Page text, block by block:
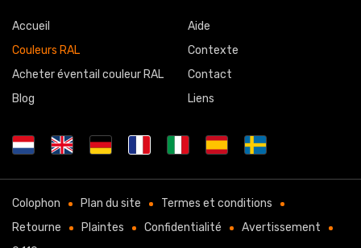
Accueil
Couleurs RAL
Acheter éventail couleur RAL
Blog
Aide
Contexte
Contact
Liens
Colophon Plan du site
Termes et conditions
Retourne
Plaintes Confidentialité
Avertissement